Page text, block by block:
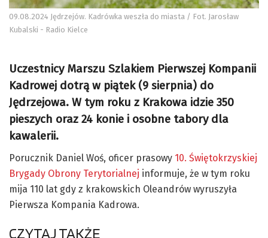
09.08.2024 Jędrzejów. Kadrówka weszła do miasta / Fot. Jarosław
Kubalski - Radio Kielce
Uczestnicy Marszu Szlakiem Pierwszej Kompanii
Kadrowej dotrą w piątek (9 sierpnia) do
Jędrzejowa. W tym roku z Krakowa idzie 350
pieszych oraz 24 konie i osobne tabory dla
kawalerii.
Porucznik Daniel Woś, oficer prasowy 10. Świętokrzyskiej
Brygady Obrony Terytorialnej informuje, że w tym roku
mija 110 lat gdy z krakowskich Oleandrów wyruszyła
Pierwsza Kompania Kadrowa.
CZYTAJ TAKŻE